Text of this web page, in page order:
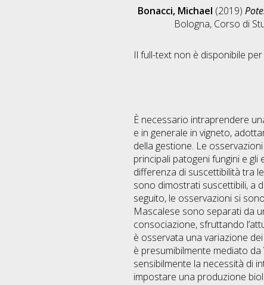
Bonacci, Michael (2019)
Bologna, Corso di
Il full-text non è disponibile
È necessario intraprendere
e in generale in vigneto,
della gestione. Le
principali patogeni fungini e
differenza di suscettibilità tra
sono dimostrati suscettibili, a
seguito, le osservazioni si
Mascalese sono separati da
consociazione, sfruttando
è osservata una variazione
è presumibilmente mediato
sensibilmente la necessità di
impostare una produzione